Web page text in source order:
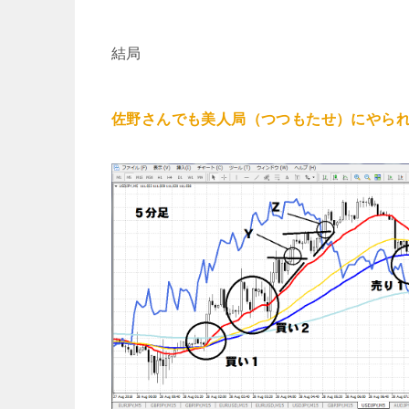
結局
佐野さんでも美人局（つつもたせ）にやら